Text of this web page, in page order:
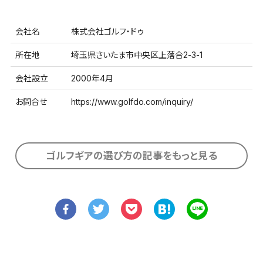
会社名 株式会社ゴルフ・ドゥ
所在地 埼玉県さいたま市中央区上落合2-3-1
会社設立 2000年4月
お問合せ https://www.golfdo.com/inquiry/
ゴルフギアの選び方の記事をもっと見る